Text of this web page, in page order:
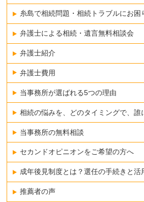
糸島で相続問題・相続トラブルにお困
弁護士による相続・遺言無料相談会
弁護士紹介
弁護士費用
当事務所が選ばれる5つの理由
相続の悩みを、どのタイミングで、誰
当事務所の無料相談
セカンドオピニオンをご希望の方へ
成年後見制度とは？選任の手続きと活
推薦者の声